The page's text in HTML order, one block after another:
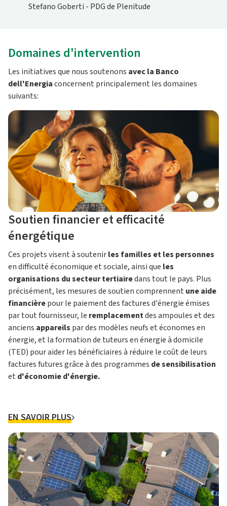
Stefano Goberti - PDG de Plenitude
Domaines d'intervention
Les initiatives que nous soutenons avec la Banco
dell'Energiaconcernent principalement les domaines
suivants:
Soutien financier et efficacité
énergétique
Ces projets visent à soutenirles familles et les personnes
en difficulté économique et sociale, ainsi que les
organisations du secteur tertiairedans tout le pays. Plus
précisément, les mesures de soutien comprennent une aide
financièrepour le paiement des factures d'énergie émises
par tout fournisseur, le remplacementdes ampoules et des
anciens appareils par des modèles neufs et économes en
énergie, et la formation de tuteurs en énergie à domicile
(TED) pour aider les bénéficiaires à réduire le coût de leurs
factures futures grâce à des programmes de sensibilisation
et d'économie d'énergie.
EN SAVOIR PLUS